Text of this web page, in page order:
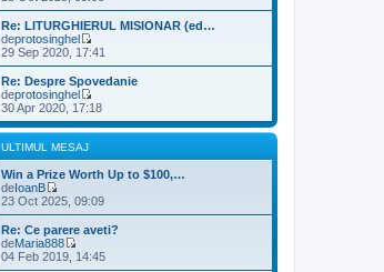
u
m
e
s
a
j
l
t
m
u
m
e
s
a
e
z
i
u
l
i
m
u
l
m
e
a
j
Re: LITURGHIERUL MISIONAR (ed…
deprotosinghel
V
e
z
u
l
t
u
l
m
e
a
29 Sep 2020, 17:41
Re: Despre Spovedanie
deprotosinghel
V
e
z
u
l
i
m
u
l
m
e
30 Apr 2020, 17:18
ULTIMUL MESAJ
Win a Prize Worth Up to $100,…
deIoanB
V
e
z
i
u
l
23 Oct 2025, 09:09
Re: Ce parere aveti?
deMaria888
V
e
04 Feb 2019, 14:45